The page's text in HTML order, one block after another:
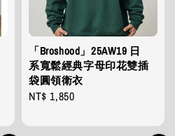
「Broshood」25AW19 日
系寬鬆經典字母印花雙插
袋圓領衛衣
Regular
NT$ 1,850